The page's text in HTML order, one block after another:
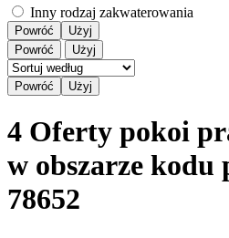
Inny rodzaj zakwaterowania
Powróć
Użyj
Powróć
Użyj
4 Oferty pokoi
w obszarze kodu
78652